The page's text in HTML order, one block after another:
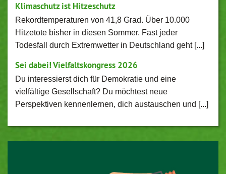
Klimaschutz ist Hitzeschutz
Rekordtemperaturen von 41,8 Grad. Über 10.000
Hitzetote bisher in diesen Sommer. Fast jeder
Todesfall durch Extremwetter in Deutschland geht [...]
Sei dabei! Vielfaltskongress 2026
Du interessierst dich für Demokratie und eine
vielfältige Gesellschaft? Du möchtest neue
Perspektiven kennenlernen, dich austauschen und [...]